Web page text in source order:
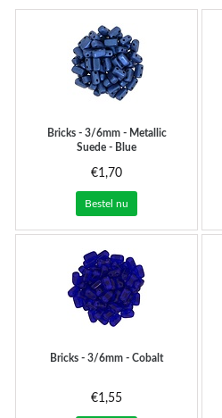
Bricks - 3/6mm - Metallic
Suede - Blue
€1,70
Bestel nu
Bricks - 3/6mm - Cobalt
€1,55